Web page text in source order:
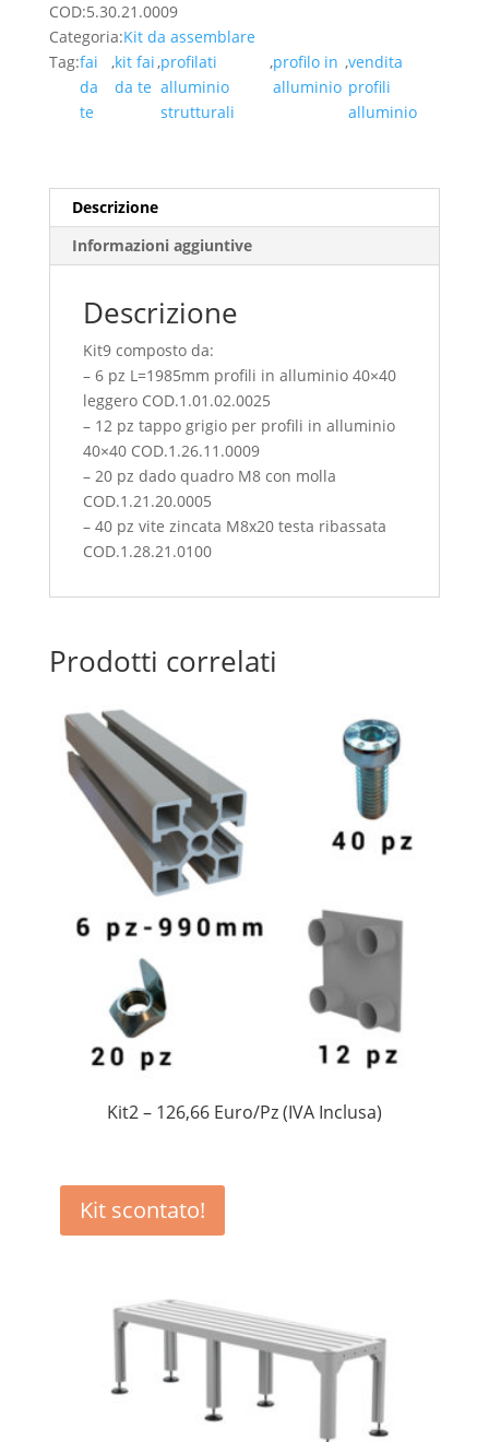
quantità
COD:5.30.21.0009
Categoria:Kit da assemblare
Tag:fai
da
te
,kit fai
da te
,profilati
alluminio
strutturali
,profilo in
alluminio
,vendita
profili
alluminio
Descrizione
Informazioni aggiuntive
Descrizione
Kit9 composto da:
– 6 pz L=1985mm profili in alluminio 40×40
leggero COD.1.01.02.0025
– 12 pz tappo grigio per profili in alluminio
40×40 COD.1.26.11.0009
– 20 pz dado quadro M8 con molla
COD.1.21.20.0005
– 40 pz vite zincata M8x20 testa ribassata
COD.1.28.21.0100
Prodotti correlati
Kit2 – 126,66 Euro/Pz (IVA Inclusa)
Kit scontato!